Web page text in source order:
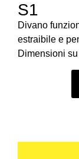
S1
Divano
estraibile e
Dimensioni